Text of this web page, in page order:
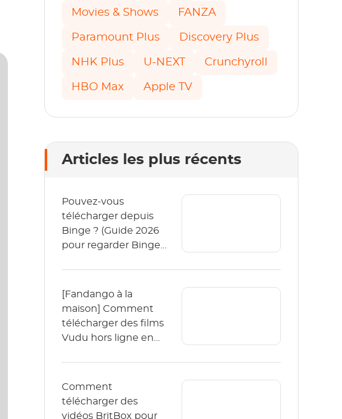
Movies & Shows FANZA
Paramount Plus Discovery Plus
NHK Plus U-NEXT Crunchyroll
HBO Max Apple TV
Articles les plus récents
Pouvez-vous
télécharger depuis
Binge ? (Guide 2026
pour regarder Binge
[Fandango à la
maison] Comment
télécharger des films
Vudu hors ligne en
Comment
télécharger des
vidéos BritBox pour